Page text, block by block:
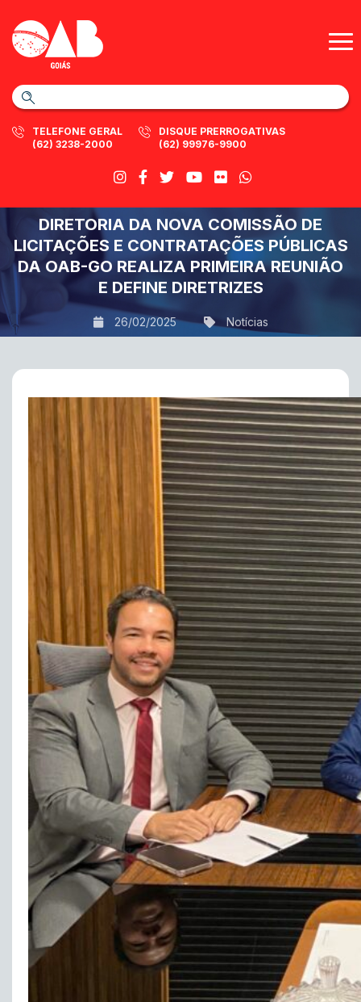
TELEFONE GERAL
(62) 3238-2000
DISQUE PRERROGATIVAS
(62) 99976-9900
DIRETORIA DA NOVA COMISSÃO DE
LICITAÇÕES E CONTRATAÇÕES PÚBLICAS
DA OAB-GO REALIZA PRIMEIRA REUNIÃO
E DEFINE DIRETRIZES
26/02/2025 Notícias